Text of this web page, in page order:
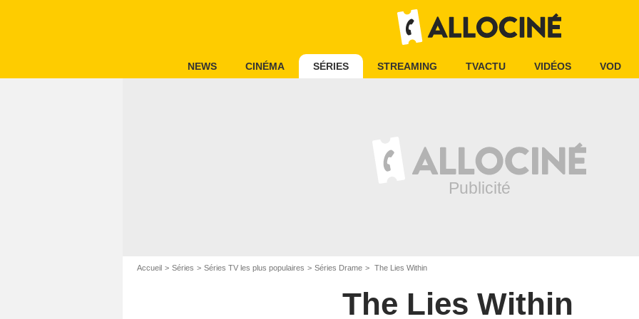
NEWS CINÉMA SÉRIES STREAMING TVACTU VIDÉOS VOD
Accueil Séries Séries TV les plus populaires Séries Drame The Lies Within
The Lies Within